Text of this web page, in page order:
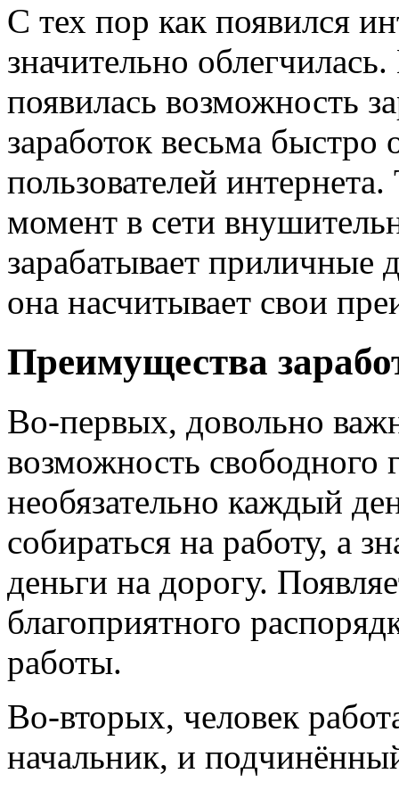
С тех пор как появился
значительно
появилась возможность
заработок весьма быстро
пользователей
момент в сети
зарабатывает приличные
она насчитывает свои
Преимущества
Во-первых, довольно
возможность свободного
необязательно каждый
собираться на работу, а
деньги на дорогу.
благоприятного
работы.
Во-вторых, человек
начальник, и